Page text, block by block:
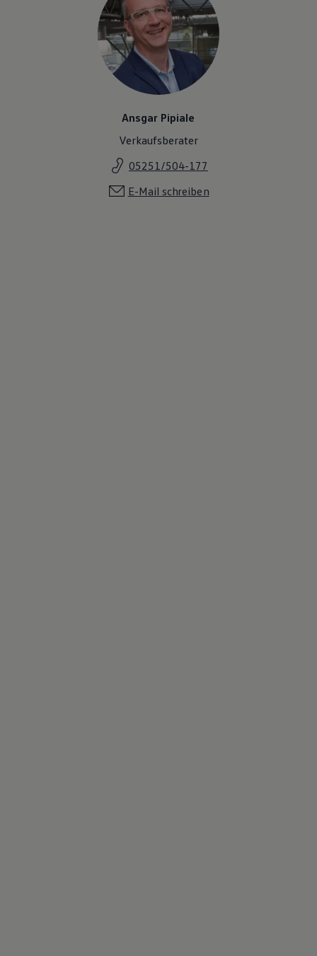
Ansgar Pipiale
Verkaufsberater
05251/504-177
E-Mail schreiben